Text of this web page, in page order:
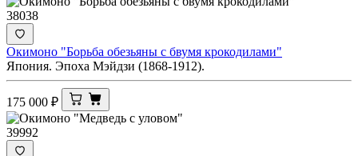
38038
Окимоно "Борьба обезьяны с бвумя крокодилами"
Япония. Эпоха Мэйдзи (1868-1912).
175 000 ₽
39992